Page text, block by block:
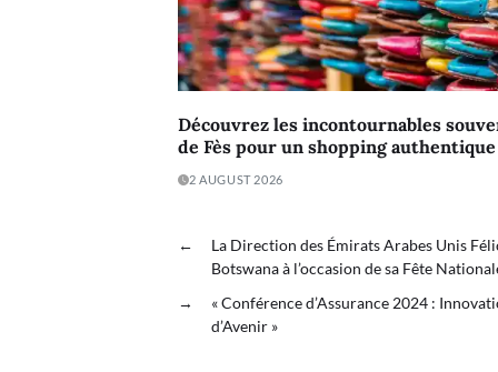
Découvrez les incontournables
de Fès pour un shopping
2 AUGUST 2026
←
La Direction des Émirats Arabes Unis
Botswana à l’occasion de sa Fête
→
« Conférence d’Assurance 2024 :
d’Avenir »